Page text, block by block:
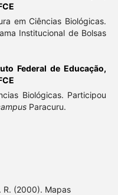
em Ciências Biológicas.
Institucional de Bolsas
Federal de Educação,
Biológicas. Participou
Paracuru.
R. (2000). Mapas